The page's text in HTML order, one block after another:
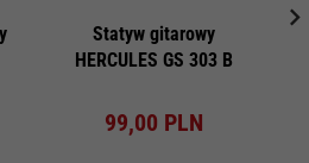
Statyw gitarowy
HERCULES GS 303 B
99,00 PLN